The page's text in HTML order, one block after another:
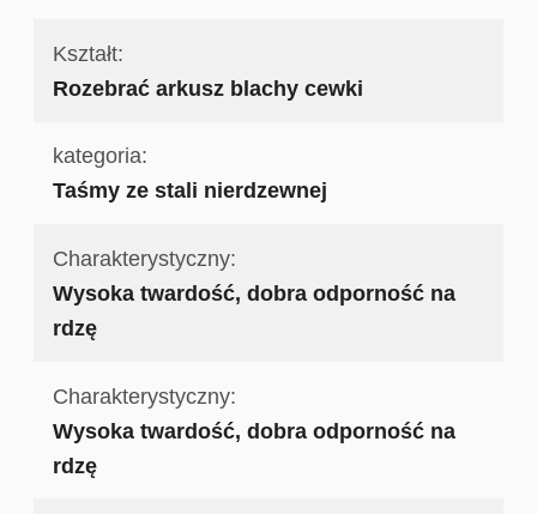
Kształt:
Rozebrać arkusz blachy cewki
kategoria:
Taśmy ze stali nierdzewnej
Charakterystyczny:
Wysoka twardość, dobra odporność na
rdzę
Charakterystyczny:
Wysoka twardość, dobra odporność na
rdzę